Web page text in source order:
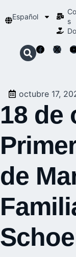
Español
s
octubre 17,
18 de
de